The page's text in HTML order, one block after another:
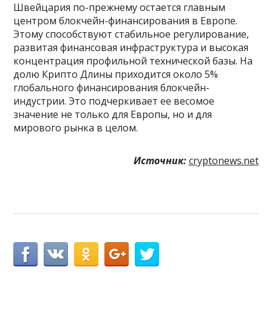
Швейцария по-прежнему остается главным
центром блокчейн-финансирования в Европе.
Этому способствуют стабильное регулирование,
развитая финансовая инфраструктура и высокая
концентрация профильной технической базы. На
долю Крипто Длины приходится около 5%
глобального финансирования блокчейн-
индустрии. Это подчеркивает ее весомое
значение не только для Европы, но и для
мирового рынка в целом.
Источник: cryptonews.net